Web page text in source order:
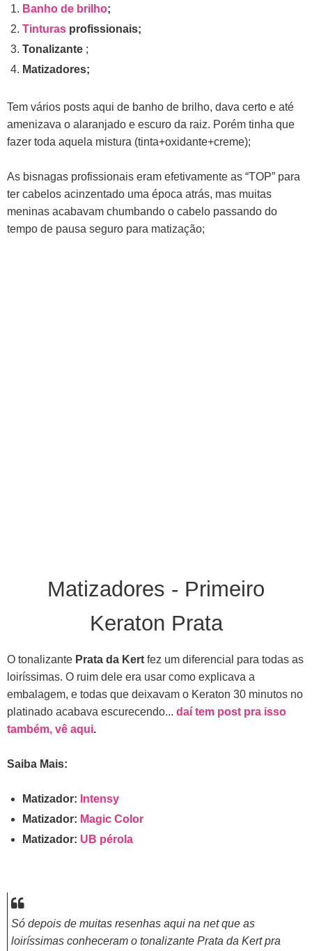
Banho de brilho;
Tinturas profissionais;
Tonalizante ;
Matizadores;
Tem vários posts aqui de banho de brilho, dava certo e até
amenizava o alaranjado e escuro da raiz. Porém tinha que
fazer toda aquela mistura (tinta+oxidante+creme);
As bisnagas profissionais eram efetivamente as “TOP” para
ter cabelos acinzentado uma época atrás, mas muitas
meninas acabavam chumbando o cabelo passando do
tempo de pausa seguro para matização;
Matizadores - Primeiro
Keraton Prata
O tonalizante Prata da Kert fez um diferencial para todas as
loiríssimas. O ruim dele era usar como explicava a
embalagem, e todas que deixavam o Keraton 30 minutos no
platinado acabava escurecendo... daí tem post pra isso
também, vê aqui.
Saiba Mais:
Matizador: Intensy
Matizador: Magic Color
Matizador: UB pérola
Só depois de muitas resenhas aqui na net que as
loiríssimas conheceram o tonalizante Prata da Kert pra